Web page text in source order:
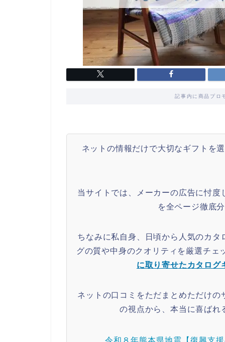
記事内に商品プロ
ネットの情報だけで大切なギフトを
当サイトでは、メーカーの広告に忖
を全ページ徹底
ちなみに私自身、日頃から人気のカ
グの質や中身のクオリティを厳選チェ
に取り寄せたカタログ
ネットの口コミをただまとめただけ
の視点から、本当に喜ばれ
令和８年熊本県地震【復興支